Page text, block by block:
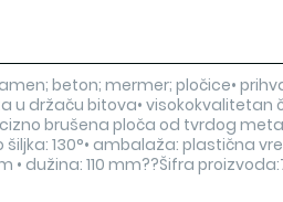
beton; mermer; pločice•
u držaču bitova• visokokvalitetan
brušena ploča od tvrdog
130°• ambalaža: plastična
• dužina: 110 mm??Šifra